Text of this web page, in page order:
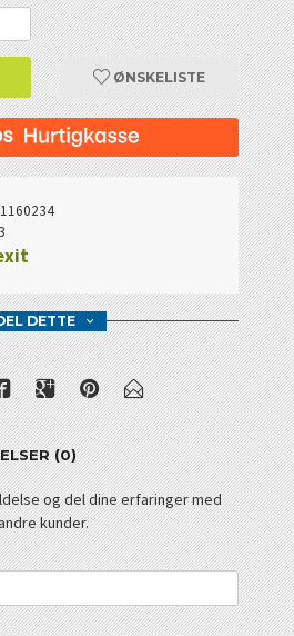
ØNSKELISTE
DETTE
(0)
og del dine erfaringer med
kunder.